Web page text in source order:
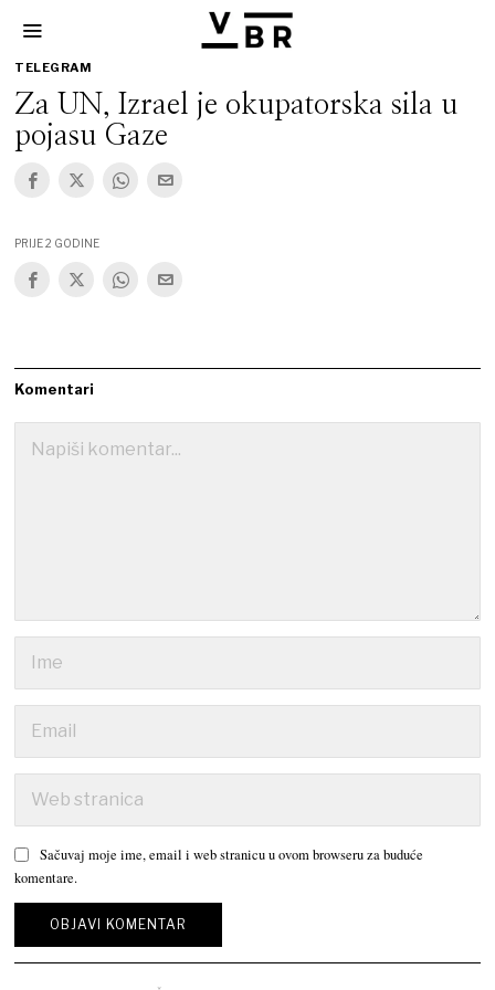
TELEGRAM
Za UN, Izrael je okupatorska sila u
pojasu Gaze
PRIJE 2 GODINE
Komentari
Sačuvaj moje ime, email i web stranicu u ovom browseru za buduće
komentare.